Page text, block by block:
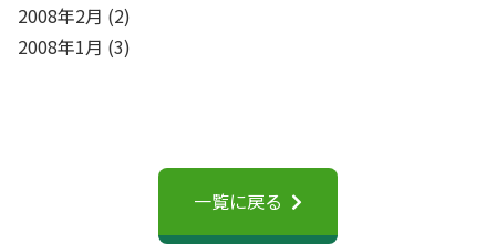
2008年2月 (2)
2008年1月 (3)
一覧に戻る